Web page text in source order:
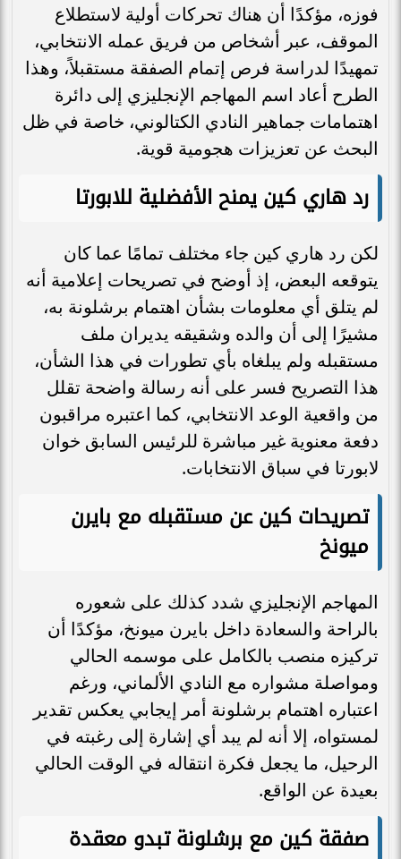
فوزه، مؤكدًا أن هناك تحركات أولية لاستطلاع
الموقف، عبر أشخاص من فريق عمله الانتخابي،
تمهيدًا لدراسة فرص إتمام الصفقة مستقبلاً، وهذا
الطرح أعاد اسم المهاجم الإنجليزي إلى دائرة
اهتمامات جماهير النادي الكتالوني، خاصة في ظل
البحث عن تعزيزات هجومية قوية.
رد هاري كين يمنح الأفضلية للابورتا
لكن رد هاري كين جاء مختلف تمامًا عما كان
يتوقعه البعض، إذ أوضح في تصريحات إعلامية أنه
لم يتلق أي معلومات بشأن اهتمام برشلونة به،
مشيرًا إلى أن والده وشقيقه يديران ملف
مستقبله ولم يبلغاه بأي تطورات في هذا الشأن،
هذا التصريح فسر على أنه رسالة واضحة تقلل
من واقعية الوعد الانتخابي، كما اعتبره مراقبون
دفعة معنوية غير مباشرة للرئيس السابق خوان
لابورتا في سباق الانتخابات.
تصريحات كين عن مستقبله مع بايرن
ميونخ
المهاجم الإنجليزي شدد كذلك على شعوره
بالراحة والسعادة داخل بايرن ميونخ، مؤكدًا أن
تركيزه منصب بالكامل على موسمه الحالي
ومواصلة مشواره مع النادي الألماني، ورغم
اعتباره اهتمام برشلونة أمر إيجابي يعكس تقدير
لمستواه، إلا أنه لم يبد أي إشارة إلى رغبته في
الرحيل، ما يجعل فكرة انتقاله في الوقت الحالي
بعيدة عن الواقع.
صفقة كين مع برشلونة تبدو معقدة